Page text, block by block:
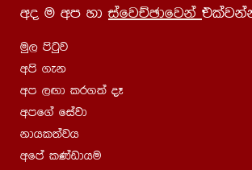
wo u wm ydiafjÉPdfjka
uq, msgqj
wms .ek
wm ,Õd lr.;a oE
wmf.a fiajd
kdhl;ajh
wfma lKavdhu